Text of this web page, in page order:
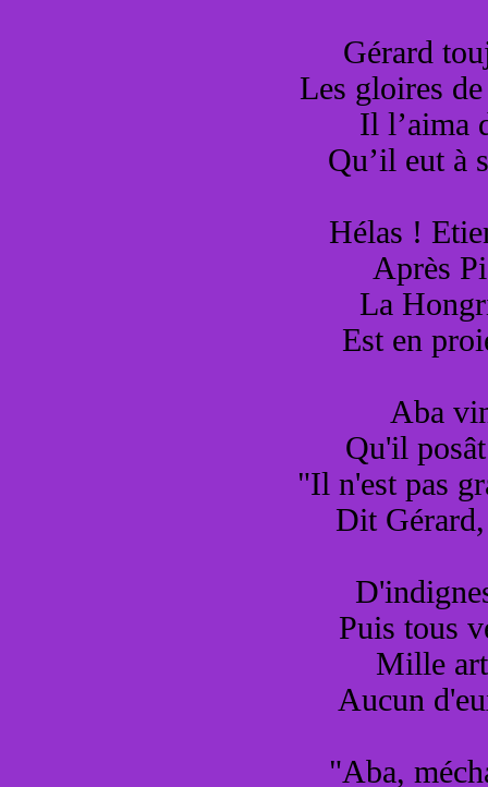
Gérard
Les gloires
Il l’aima
Qu’il eut à
Hélas !
Après
La
Est en
Aba
Qu'il
"Il n'est pas
Dit
Puis tous
Mille
Aucun
"Aba,